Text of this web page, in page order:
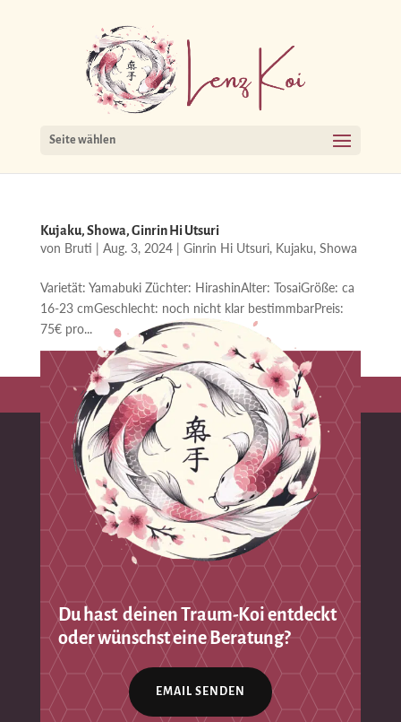
Seite wählen
Kujaku, Showa, Ginrin Hi Utsuri
von Bruti | Aug. 3, 2024| Ginrin Hi Utsuri, Kujaku, Showa
Varietät: Yamabuki Züchter: HirashinAlter: TosaiGröße: ca
16-23 cmGeschlecht: noch nicht klar bestimmbarPreis:
75€ pro...
Du hast deinen Traum-Koi entdeckt
oder wünschst eine Beratung?
EMAIL SENDEN